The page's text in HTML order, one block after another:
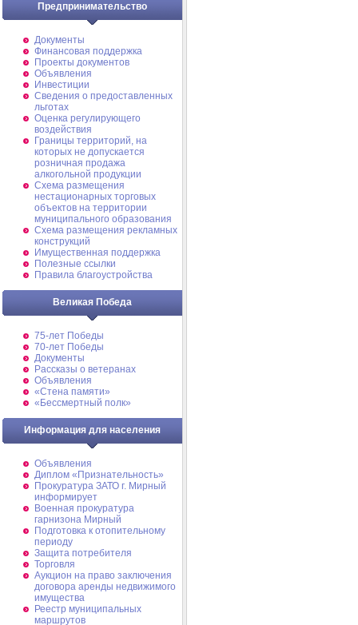
Предпринимательство
Документы
Финансовая поддержка
Проекты документов
Объявления
Инвестиции
Сведения о предоставленных
льготах
Оценка регулирующего
воздействия
Границы территорий, на
которых не допускается
розничная продажа
алкогольной продукции
Схема размещения
нестационарных торговых
объектов на территории
муниципального образования
Схема размещения рекламных
конструкций
Имущественная поддержка
Полезные ссылки
Правила благоустройства
Великая Победа
75-лет Победы
70-лет Победы
Документы
Рассказы о ветеранах
Объявления
«Стена памяти»
«Бессмертный полк»
Информация для населения
Объявления
Диплом «Признательность»
Прокуратура ЗАТО г. Мирный
информирует
Военная прокуратура
гарнизона Мирный
Подготовка к отопительному
периоду
Защита потребителя
Торговля
Аукцион на право заключения
договора аренды недвижимого
имущества
Реестр муниципальных
маршрутов